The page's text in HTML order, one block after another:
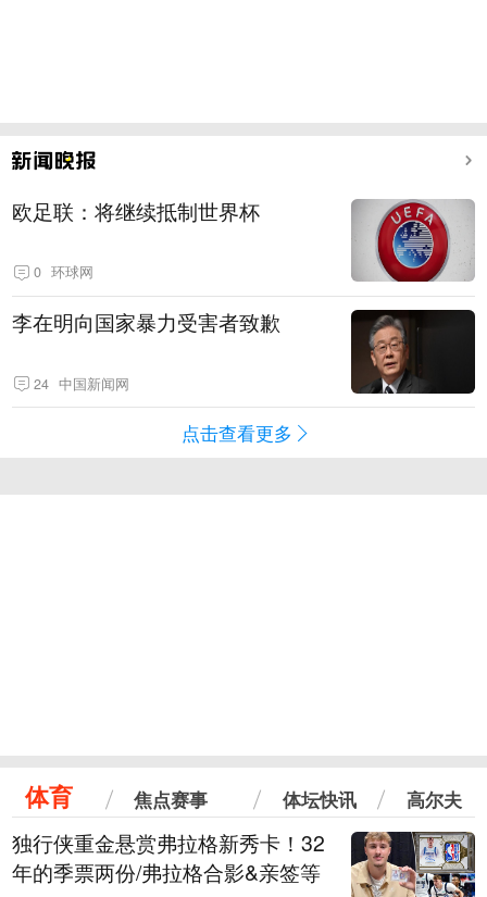
欧足联：将继续抵制世界杯
0 环球网
李在明向国家暴力受害者致歉
24 中国新闻网
点击查看更多
体育 焦点赛事 体坛快讯 高尔夫
独行侠重金悬赏弗拉格新秀卡！32
年的季票两份/弗拉格合影&亲签等